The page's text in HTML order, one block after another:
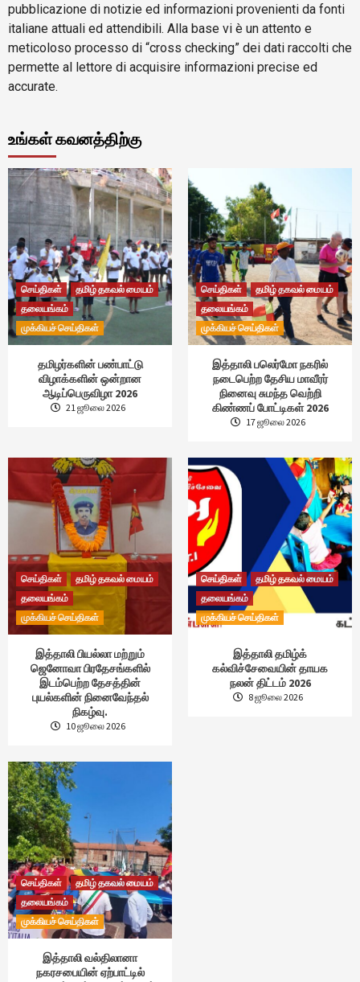
pubblicazione di notizie ed informazioni provenienti da fonti
italiane attuali ed attendibili. Alla base vi è un attento e
meticoloso processo di “cross checking” dei dati raccolti che
permette al lettore di acquisire informazioni precise ed
accurate.
உங்கள் கவனத்திற்கு
செய்திகள்
தமிழ் தகவல் மையம்
தலையங்கம்
முக்கியச் செய்திகள்
தமிழர்களின் பண்பாட்டு
விழாக்களின் ஒன்றான
ஆடிப்பெருவிழா 2026
21 ஜூலை 2026
செய்திகள்
தமிழ் தகவல் மையம்
தலையங்கம்
முக்கியச் செய்திகள்
இத்தாலி பலெர்மோ நகரில்
நடைபெற்ற தேசிய மாவீரர்
நினைவு சுமந்த வெற்றி
கிண்ணப் போட்டிகள் 2026
17 ஜூலை 2026
செய்திகள்
தமிழ் தகவல் மையம்
தலையங்கம்
முக்கியச் செய்திகள்
இத்தாலி பியல்லா மற்றும்
ஜெனோவா பிரதேசங்களில்
இடம்பெற்ற தேசத்தின்
புயல்களின் நினைவேந்தல்
நிகழ்வு.
10 ஜூலை 2026
செய்திகள்
தமிழ் தகவல் மையம்
தலையங்கம்
முக்கியச் செய்திகள்
இத்தாலி தமிழ்க்
கல்விச்சேவையின் தாயக
நலன் திட்டம் 2026
8 ஜூலை 2026
செய்திகள்
தமிழ் தகவல் மையம்
தலையங்கம்
முக்கியச் செய்திகள்
இத்தாலி வல்திலானா
நகரசபையின் ஏற்பாட்டில்